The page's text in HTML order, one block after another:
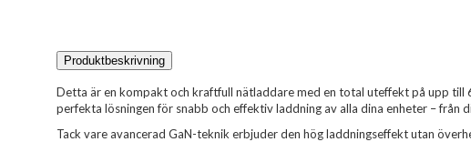
Produktbeskrivning
Detta är en kompakt och kraftfull nätladdare med en total uteffekt på upp till
perfekta lösningen för snabb och effektiv laddning av alla dina enheter – från
Tack vare avancerad GaN-teknik erbjuder den hög laddningseffekt utan